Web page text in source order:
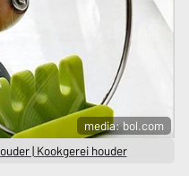
media: bol.com
| Kookgerei houder